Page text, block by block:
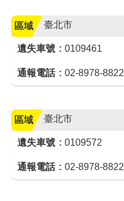
區域 臺北市
遺失車號 0109461
通報電話 02-8978-8822
區域 臺北市
遺失車號 0109572
通報電話 02-8978-8822